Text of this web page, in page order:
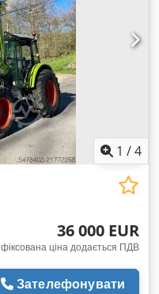
1 /4
36 000 EUR
фіксована ціна додається ПДВ
Зателефонувати